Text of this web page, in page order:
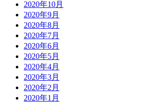
2020年10月
2020年9月
2020年8月
2020年7月
2020年6月
2020年5月
2020年4月
2020年3月
2020年2月
2020年1月